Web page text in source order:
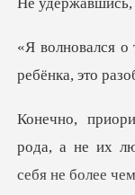
История
ребёнка,
рода, а не их